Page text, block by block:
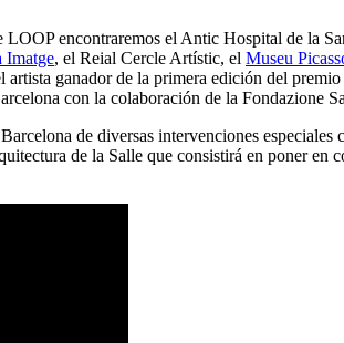
LOOP encontraremos el Antic Hospital de la
Imatge, el Reial Cercle Artístic, el Museu
artista ganador de la primera edición del
con la colaboración de la Fondazione
de diversas intervenciones
de la Salle que consistirá en poner en